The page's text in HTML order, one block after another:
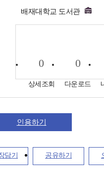
배재대학교 도서관
0
상세조회
0
다운로드
인용하기
담기 공유하기